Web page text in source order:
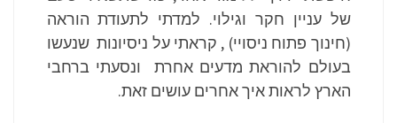
של עניין חקר וגילוי. למדתי לתעודת הוראה
(חינוך פתוח ניסויי) , קראתי על ניסיונות שנעשו
בעולם להוראת מדעים אחרת ונסעתי ברחבי
הארץ לראות איך אחרים עושים זאת.